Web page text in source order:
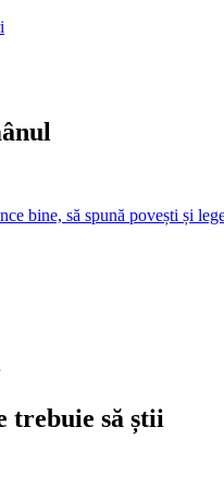
bine, să spună povești și
trebuie să știi